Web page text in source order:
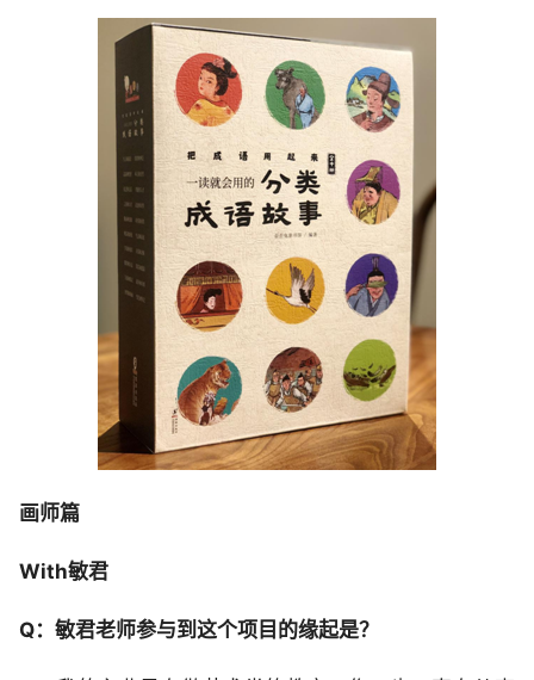
画师篇
With敏君
Q：敏君老师参与到这个项目的缘起是？